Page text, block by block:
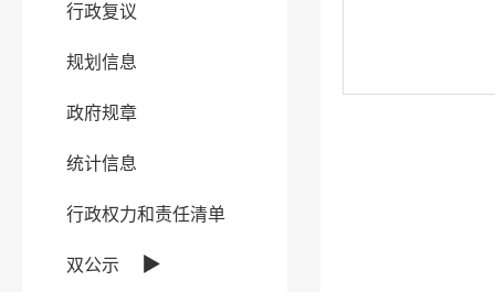
行政复议
规划信息
政府规章
统计信息
行政权力和责任清单
双公示 ▶